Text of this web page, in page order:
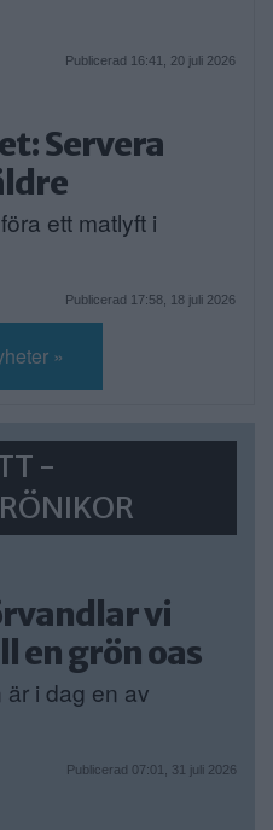
Publicerad 16:41, 20 juli 2026
Servera
ett matlyft i
Publicerad 17:58, 18 juli 2026
»
-
vi
en grön oas
är i dag en av
Publicerad 07:01, 31 juli 2026